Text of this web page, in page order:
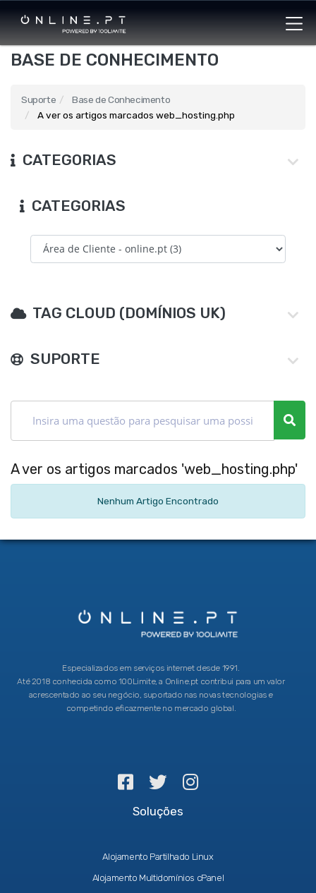
BASE DE CONHECIMENTO
Suporte
Base de Conhecimento
A ver os artigos marcados web_hosting.php
CATEGORIAS
CATEGORIAS
TAG CLOUD (DOMÍNIOS UK)
SUPORTE
A ver os artigos marcados 'web_hosting.php'
Nenhum Artigo Encontrado
Especializados em serviços internet desde 1991.
Até 2018 conhecida como 100Limite, a Online.pt contribui para um valor
acrescentado ao seu negócio, suportado nas novas tecnologias e
competindo eficazmente no mercado global.
Soluções
Alojamento Partilhado Linux
Alojamento Multidomínios cPanel